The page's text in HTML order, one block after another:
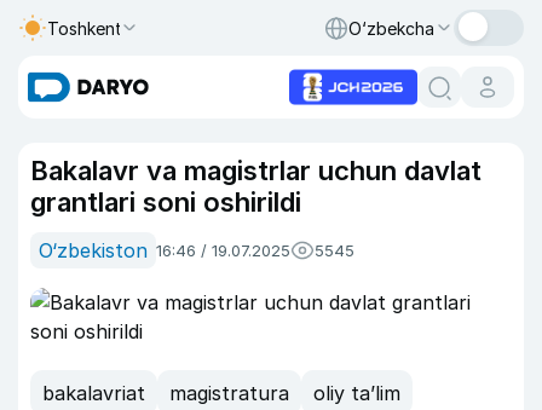
Toshkent O‘zbekcha
Bakalavr va magistrlar uchun davlat
grantlari soni oshirildi
O‘zbekiston 16:46 / 19.07.2025 5545
bakalavriat magistratura
oliy ta’lim